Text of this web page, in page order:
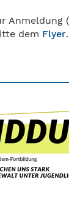
Anmeldung
dem Flyer.